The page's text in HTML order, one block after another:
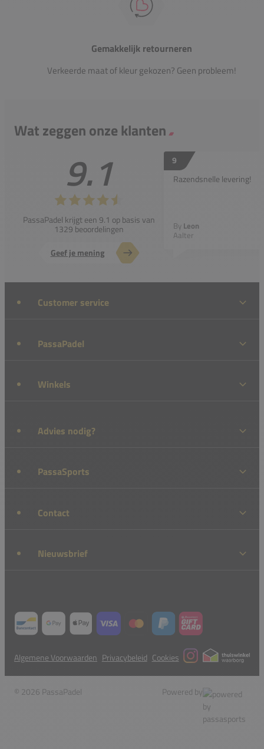
Gemakkelijk retourneren
Verkeerde maat of kleur gekozen? Geen probleem!
Wat zeggen onze klanten
9.1
PassaPadel krijgt een 9.1 op basis van
1329 beoordelingen
Geef je mening
9
Razendsnelle levering!
By Leon
Aalter
Customer service
PassaPadel
Winkels
Advies nodig?
PassaSports
Contact
Nieuwsbrief
Algemene Voorwaarden Privacybeleid Cookies
© 2026 PassaPadel Powered by